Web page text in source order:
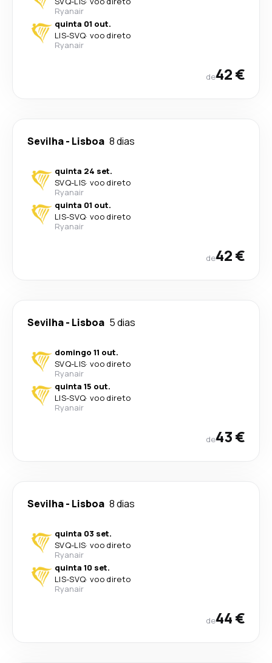
Ryanair
quinta 01 out.
LIS-SVQ· voo direto
Ryanair
de42 €
Sevilha- Lisboa 8 dias
quinta 24 set.
SVQ-LIS· voo direto
Ryanair
quinta 01 out.
LIS-SVQ· voo direto
Ryanair
de42 €
Sevilha- Lisboa 5 dias
domingo 11 out.
SVQ-LIS· voo direto
Ryanair
quinta 15 out.
LIS-SVQ· voo direto
Ryanair
de43 €
Sevilha- Lisboa 8 dias
quinta 03 set.
SVQ-LIS· voo direto
Ryanair
quinta 10 set.
LIS-SVQ· voo direto
Ryanair
de44 €